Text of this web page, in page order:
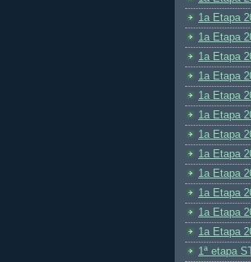
1a Etapa
1a Etapa
1a Etapa
1a Etapa
1a Etapa
1a Etapa
1a Etapa
1a Etapa
1a Etapa
1a Etapa
1a Etapa
1a Etapa
1ª etapa